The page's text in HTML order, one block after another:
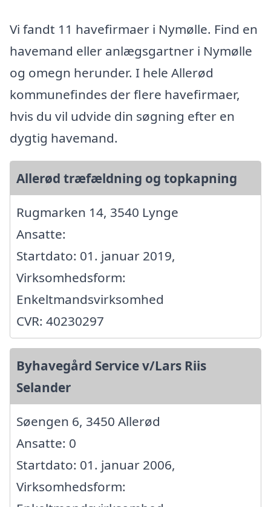
Vi fandt 11 havefirmaer i Nymølle. Find en
havemand eller anlægsgartner i Nymølle
og omegn herunder. I hele Allerød
kommunefindes der flere havefirmaer,
hvis du vil udvide din søgning efter en
dygtig havemand.
Allerød træfældning og topkapning
Rugmarken 14, 3540 Lynge
Ansatte:
Startdato: 01. januar 2019,
Virksomhedsform:
Enkeltmandsvirksomhed
CVR: 40230297
Byhavegård Service v/Lars Riis
Selander
Søengen 6, 3450 Allerød
Ansatte: 0
Startdato: 01. januar 2006,
Virksomhedsform: